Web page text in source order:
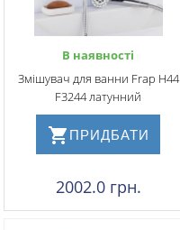
В наявності
Змішувач для ванни Frap H44
F3244 латунний
ПРИДБАТИ
2002.0 грн.